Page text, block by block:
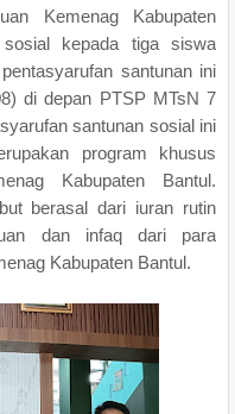
Kemenag Kabupaten
sosial kepada tiga siswa
santunan ini
di depan PTSP MTsN 7
santunan sosial ini
program khusus
Kabupaten Bantul.
berasal dari iuran rutin
dan infaq dari para
Kabupaten Bantul.